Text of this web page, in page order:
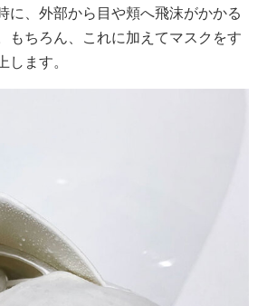
に、外部から目や頬へ飛沫がかかる
もちろん、これに加えてマスクをす
します。